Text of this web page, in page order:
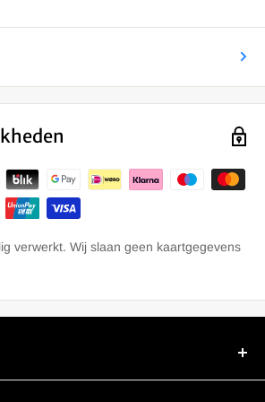
2005-2007 (0382)
LC 2014-2016 (0A02)
LC 2017-2020 (0A52)
2016 (0A01)
2018- (0J51)
verwerkt. Wij slaan geen kaartgegevens